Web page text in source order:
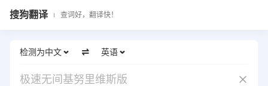
搜狗翻译 查词好，翻译快！
检测为中文 英语
极速无间基努里维斯版